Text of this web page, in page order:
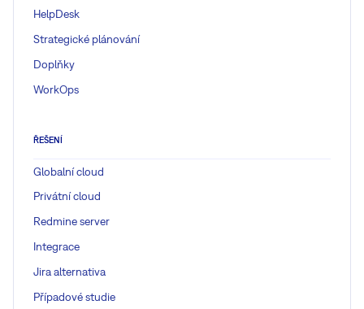
HelpDesk
Strategické plánování
Doplňky
WorkOps
ŘEŠENÍ
Globalní cloud
Privátní cloud
Redmine server
Integrace
Jira alternativa
Případové studie